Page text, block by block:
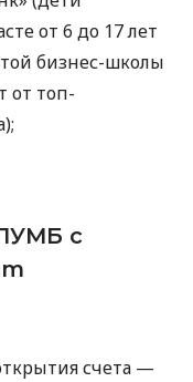
от 6 до 17 лет
бизнес-школы
от топ-
с
счета —